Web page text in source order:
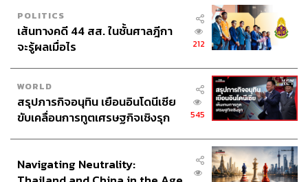
POLITICS
เส้นทางคดี 44 สส. ในชั้นศาลฎีกา
จะรู้ผลเมื่อไร
212
WORLD
สรุปภารกิจอนุทิน เยือนอินโดนีเซีย
ขับเคลื่อนการทูตเศรษฐกิจเชิงรุก
545
Navigating Neutrality: